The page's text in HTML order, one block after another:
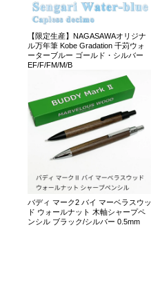
【限定生産】NAGASAWAオリジナ
ル万年筆 Kobe Gradation 千苅ウォ
ーターブルー ゴールド・シルバー
EF/F/FM/M/B
バディ マーク2 バイ マーベラスウッ
ド ウォールナット 木軸シャープペ
ンシル ブラック/シルバー 0.5mm